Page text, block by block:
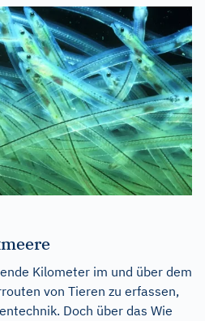
Kilometer im und über dem
von Tieren zu erfassen,
Doch über das Wie